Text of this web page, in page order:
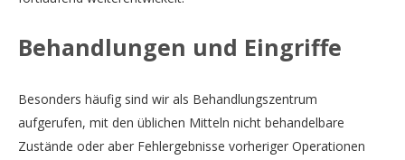
Behandlungen und Eingriffe
Besonders häufig sind wir als Behandlungszentrum
aufgerufen, mit den üblichen Mitteln nicht behandelbare
Zustände oder aber Fehlergebnisse vorheriger Operationen